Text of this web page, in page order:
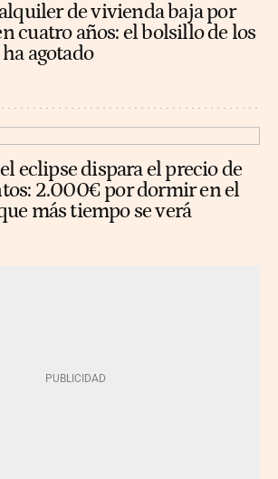
de vivienda baja por
cuatro años: el bolsillo de los
agotado
eclipse dispara el precio de
2.000€ por dormir en el
más tiempo se verá